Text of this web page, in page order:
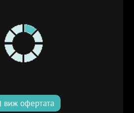
виж офертата